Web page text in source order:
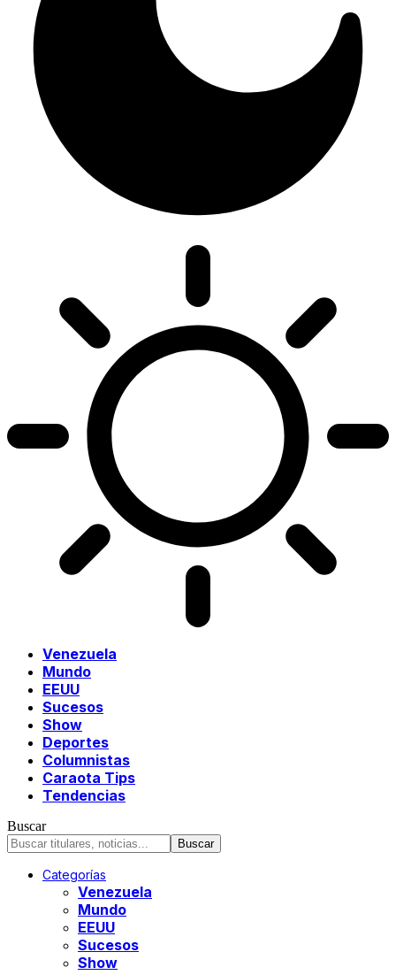
Venezuela
Mundo
EEUU
Sucesos
Show
Deportes
Columnistas
Caraota Tips
Tendencias
Buscar
Categorías
Venezuela
Mundo
EEUU
Sucesos
Show